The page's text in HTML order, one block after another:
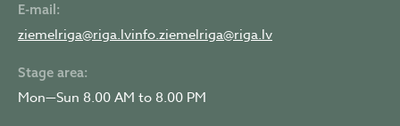
E-mail:
ziemelriga@riga.lvinfo.ziemelriga@riga.lv
Stage area:
Mon—Sun 8.00 AM to 8.00 PM